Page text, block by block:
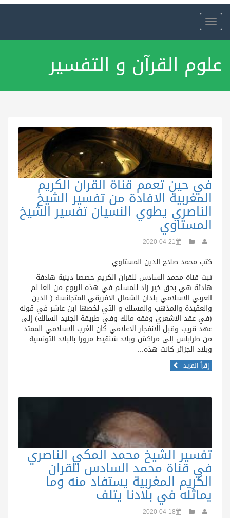
Toggle
navigation
علوم القرآن و التفسير
في حين تعمم قناة القران الكريم
المغربية الافادة من تفسير الشيخ
الناصري يطوي النسيان تفسير الشيخ
المستاوي
2020-04-21
كتب محمد صلاح الدين المستاوي
تبث قناة محمد السادس للقران الكريم حصصا دينية هادفة
هادئة هي بحق خير زاد للمسلم في هذه الربوع من العا لم
العربي الاسلامي بلدان الشمال الافريقي المتجانسة ( الدين
والعقيدة والمذهب والمسلك و التي لخصها ابن عاشر في قوله
(في عقد الاشعري وفقه مالك وفي طريقة الجنيد السالك) إلى
عهد قريب وقبل الانفجار الاعلامي كان الغرب الاسلامي الممتد
من طرابلس إلى مراكش وبلاد شنقيط مرورا بالبلاد التونسية
وبلاد الجزائر كانت هذه...
إقرأ المزيد
تفسير الشيخ محمد المكي الناصري
في قناة محمد السادس للقران
الكريم المغربية يستفاد منه وما
يماثله في بلادنا يتلف
2020-04-18